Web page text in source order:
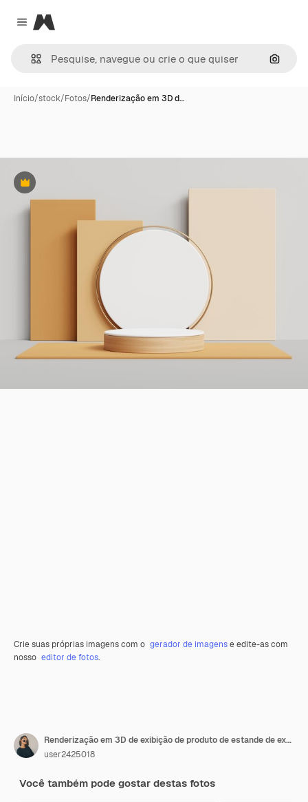
Close menu
Magnific
Início/stock/Fotos/Renderização em 3D d…
Premium
Crie suas próprias imagens com o gerador de imagense edite-as com
nosso editor de fotos.
Renderização em 3D de exibição de produto de estande de exposição de pódio geométrico em tom de terra de fundo bege
user2425018
Você também pode gostar destas fotos